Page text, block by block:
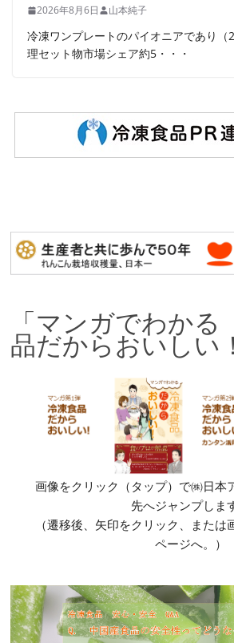
2026年8月6日 山本純子
冷凍ワンプレートのパイオニアであり（
理セット物市場シェア約5・・・
「マンガでわか
品だからおいしい
画像をクリック（タップ）で㈱日本
先へジャンプしま
（遷移後、矢印をクリック、また
ページへ。）